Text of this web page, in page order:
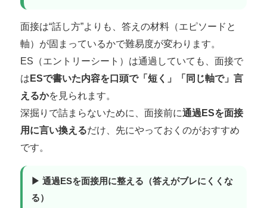
面接は“話し方”よりも、答えの材料（エピソードと
軸）が固まっているかで難易度が変わります。
ES（エントリーシート）は通過していても、面接で
は ESで書いた内容を口頭で「短く」「同じ軸で」言
えるかを見られます。
深掘りで詰まらないために、面接前に通過ESを面接
用に言い換えるだけ、先にやっておくのがおすすめ
です。
▶ 通過ESを面接用に整える（答えがブレにくくな
る）